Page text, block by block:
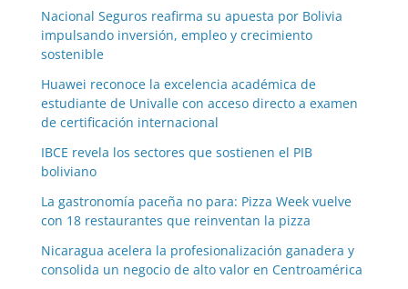
Nacional Seguros reafirma su apuesta por Bolivia
impulsando inversión, empleo y crecimiento
sostenible
Huawei reconoce la excelencia académica de
estudiante de Univalle con acceso directo a examen
de certificación internacional
IBCE revela los sectores que sostienen el PIB
boliviano
La gastronomía paceña no para: Pizza Week vuelve
con 18 restaurantes que reinventan la pizza
Nicaragua acelera la profesionalización ganadera y
consolida un negocio de alto valor en Centroamérica